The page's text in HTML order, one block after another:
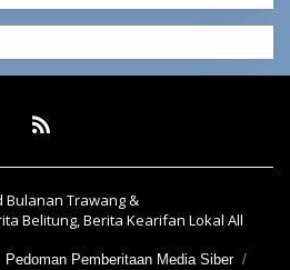
Bulanan Trawang &
Belitung, Berita Kearifan Lokal All
Pedoman Pemberitaan Media Siber